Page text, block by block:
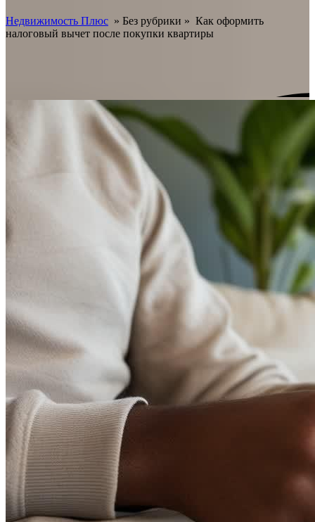
Недвижимость Плюс » Без рубрики » Как оформить
налоговый вычет после покупки квартиры